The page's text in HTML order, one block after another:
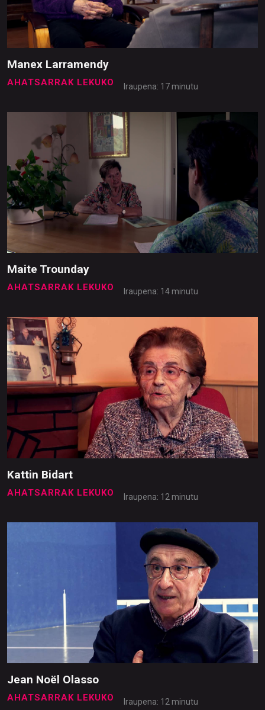
Manex Larramendy
AHATSARRAK LEKUKO Iraupena: 17 minutu
Maite Trounday
AHATSARRAK LEKUKO Iraupena: 14 minutu
Kattin Bidart
AHATSARRAK LEKUKO Iraupena: 12 minutu
Jean Noël Olasso
AHATSARRAK LEKUKO Iraupena: 12 minutu